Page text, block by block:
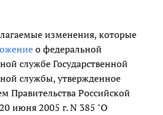
изменения, которые
о федеральной
службе Государственной
службы, утвержденное
Правительства Российской
июня 2005 г. N 385 "О